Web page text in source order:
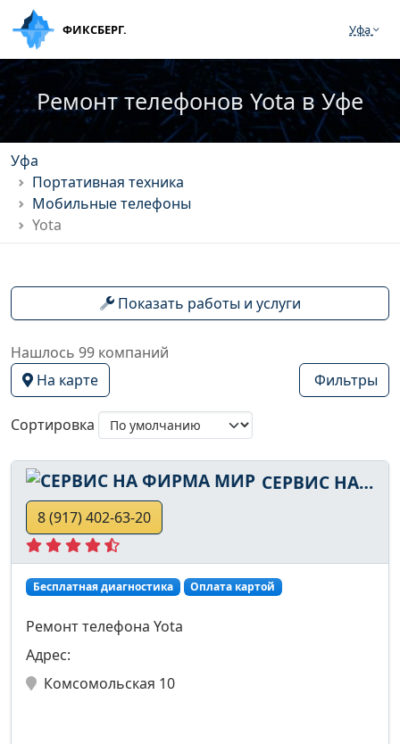
ФИКСБЕРГ. Уфа
Ремонт телефонов Yota в Уфе
Уфа
Портативная техника
Мобильные телефоны
Yota
Показать работы и услуги
Нашлось 99 компаний
На карте
Фильтры
Сортировка
СЕРВИС НА ФИРМА МИР
8 (917) 402-63-20
Бесплатная диагностика Оплата картой
Ремонт телефона Yota
Адрес:
Комсомольская 10